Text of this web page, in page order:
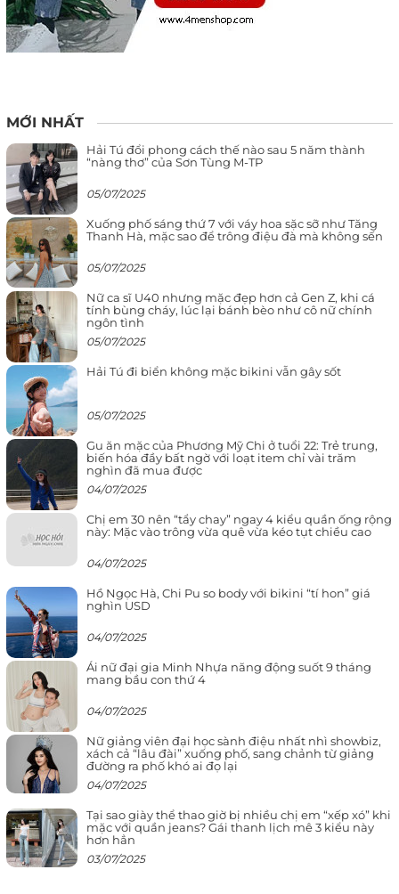
MỚI NHẤT
Hải Tú đổi phong cách thế nào sau 5 năm thành
“nàng thơ” của Sơn Tùng M-TP
05/07/2025
Xuống phố sáng thứ 7 với váy hoa sặc sỡ như Tăng
Thanh Hà, mặc sao để trông điệu đà mà không sến
05/07/2025
Nữ ca sĩ U40 nhưng mặc đẹp hơn cả Gen Z, khi cá
tính bùng cháy, lúc lại bánh bèo như cô nữ chính
ngôn tình
05/07/2025
Hải Tú đi biển không mặc bikini vẫn gây sốt
05/07/2025
Gu ăn mặc của Phương Mỹ Chi ở tuổi 22: Trẻ trung,
biến hóa đầy bất ngờ với loạt item chỉ vài trăm
nghìn đã mua được
04/07/2025
Chị em 30 nên “tẩy chay” ngay 4 kiểu quần ống rộng
này: Mặc vào trông vừa quê vừa kéo tụt chiều cao
04/07/2025
Hồ Ngọc Hà, Chi Pu so body với bikini “tí hon” giá
nghìn USD
04/07/2025
Ái nữ đại gia Minh Nhựa năng động suốt 9 tháng
mang bầu con thứ 4
04/07/2025
Nữ giảng viên đại học sành điệu nhất nhì showbiz,
xách cả “lâu đài” xuống phố, sang chảnh từ giảng
đường ra phố khó ai đọ lại
04/07/2025
Tại sao giày thể thao giờ bị nhiều chị em “xếp xó” khi
mặc với quần jeans? Gái thanh lịch mê 3 kiểu này
hơn hẳn
03/07/2025